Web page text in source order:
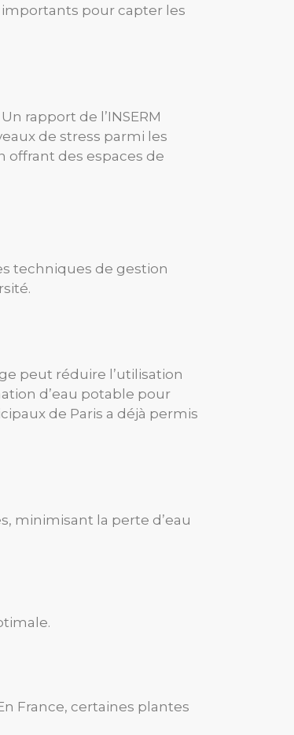
importants pour capter les
rapport de l’INSERM
de stress parmi les
offrant des espaces de
techniques de gestion
peut réduire l’utilisation
d’eau potable pour
de Paris a déjà permis
minimisant la perte d’eau
France, certaines plantes